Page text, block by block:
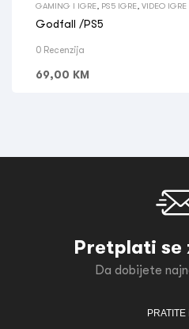
GAMING I IGRE PS5 IGRE VIDEO IGRE
Godfall /PS5
0 Recenzija
69,00 KM
Pretplati se
Da dobijete
PRATITE